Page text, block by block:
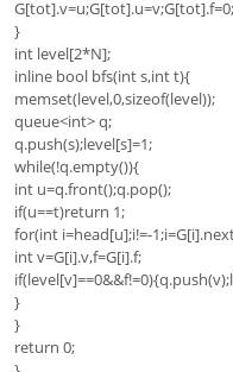
}
int level[2*N];
inline bool bfs(int s,int t){
memset(level,0,sizeof(level));
queue<int> q;
q.push(s);level[s]=1;
while(!q.empty()){
int u=q.front();q.pop();
if(u==t)return 1;
for(int i=head[u];i!=-
int v=G[i].v,f=G[i].f;
}
}
return 0;